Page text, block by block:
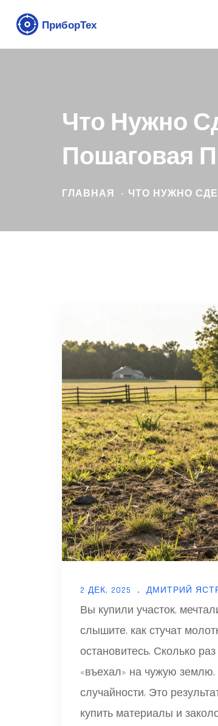
Что Нужно
Пошаговая
ГЛАВНАЯ ЧТО НУЖНО
2 ДЕК, 2025 ДМИТРИЙ
Вы купили участок,
слышите, как стучат
остановитесь. Сколько
«въехал» на чужую землю,
случайности. Это
купить материалы и